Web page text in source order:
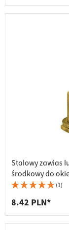
Stalowy zawias
środkowy do
(1)
8.42 PLN*